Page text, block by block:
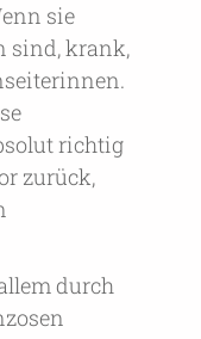
sie
sind, krank,
richtig
zurück,
durch